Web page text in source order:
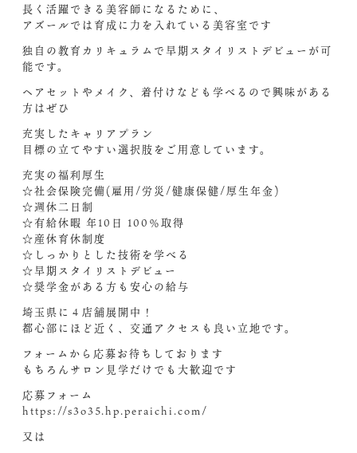
長く活躍できる美容師になるために、
アズールでは育成に力を入れている美容室です
独自の教育カリキュラムで早期スタイリストデビューが可
能です。
ヘアセットやメイク、着付けなども学べるので興味がある
方はぜひ
充実したキャリアプラン
目標の立てやすい選択肢をご用意しています。
充実の福利厚生
☆社会保険完備(雇用/労災/健康保健/厚生年金)
☆週休二日制
☆有給休暇 年10日 100％取得
☆産休育休制度
☆しっかりとした技術を学べる
☆早期スタイリストデビュー
☆奨学金がある方も安心の給与
埼玉県に４店舗展開中！
都心部にほど近く、交通アクセスも良い立地です。
フォームから応募お待ちしております
もちろんサロン見学だけでも大歓迎です
応募フォーム
https://s3o35.hp.peraichi.com/
又は